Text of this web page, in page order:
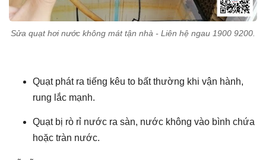
Sửa quạt hơi nước không mát tận nhà - Liên hệ ngau 1900 9200.
Quạt phát ra tiếng kêu to bất thường khi vận hành,
rung lắc mạnh.
Quạt bị rò rỉ nước ra sàn, nước không vào bình chứa
hoặc tràn nước.